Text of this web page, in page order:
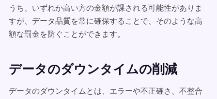
うち、いずれか高い方の金額が課される可能性がありま
すが、データ品質を常に確保することで、そのような高
額な罰金を防ぐことができます。
データのダウンタイムの削減
データのダウンタイムとは、エラーや不正確さ、不整合